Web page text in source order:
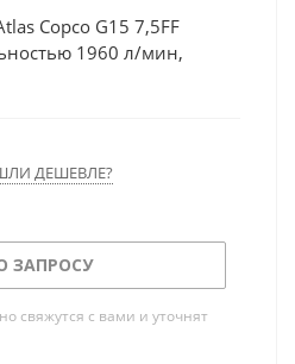
Copco G15 7,5FF
1960 л/мин,
атм и мощностью в 15
ДЕШЕВЛЕ?
ЗАПРОСУ
свяжутся с вами и уточнят